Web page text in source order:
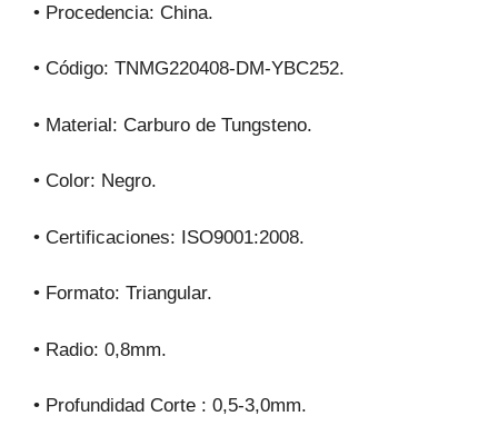
• Procedencia: China.
• Código: TNMG220408-DM-YBC252.
• Material: Carburo de Tungsteno.
• Color: Negro.
• Certificaciones: ISO9001:2008.
• Formato: Triangular.
• Radio: 0,8mm.
• Profundidad Corte : 0,5-3,0mm.